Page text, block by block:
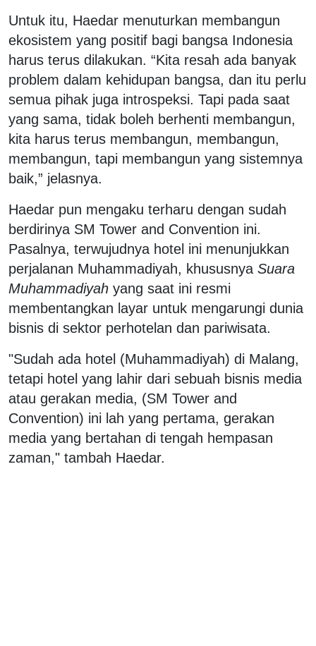
Untuk itu, Haedar menuturkan membangun
ekosistem yang positif bagi bangsa Indonesia
harus terus dilakukan. “Kita resah ada banyak
problem dalam kehidupan bangsa, dan itu perlu
semua pihak juga introspeksi. Tapi pada saat
yang sama, tidak boleh berhenti membangun,
kita harus terus membangun, membangun,
membangun, tapi membangun yang sistemnya
baik,” jelasnya.
Haedar pun mengaku terharu dengan sudah
berdirinya SM Tower and Convention ini.
Pasalnya, terwujudnya hotel ini menunjukkan
perjalanan Muhammadiyah, khususnya Suara
Muhammadiyah yang saat ini resmi
membentangkan layar untuk mengarungi dunia
bisnis di sektor perhotelan dan pariwisata.
"Sudah ada hotel (Muhammadiyah) di Malang,
tetapi hotel yang lahir dari sebuah bisnis media
atau gerakan media, (SM Tower and
Convention) ini lah yang pertama, gerakan
media yang bertahan di tengah hempasan
zaman," tambah Haedar.